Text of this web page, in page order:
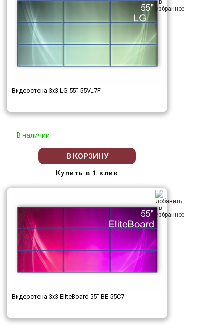
Видеостена 3x3 LG 55" 55VL7F
В наличии
В КОРЗИНУ
Купить в 1 клик
Видеостена 3x3 EliteBoard 55" BE-55C7